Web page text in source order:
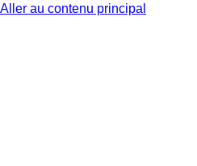
Aller au contenu principal